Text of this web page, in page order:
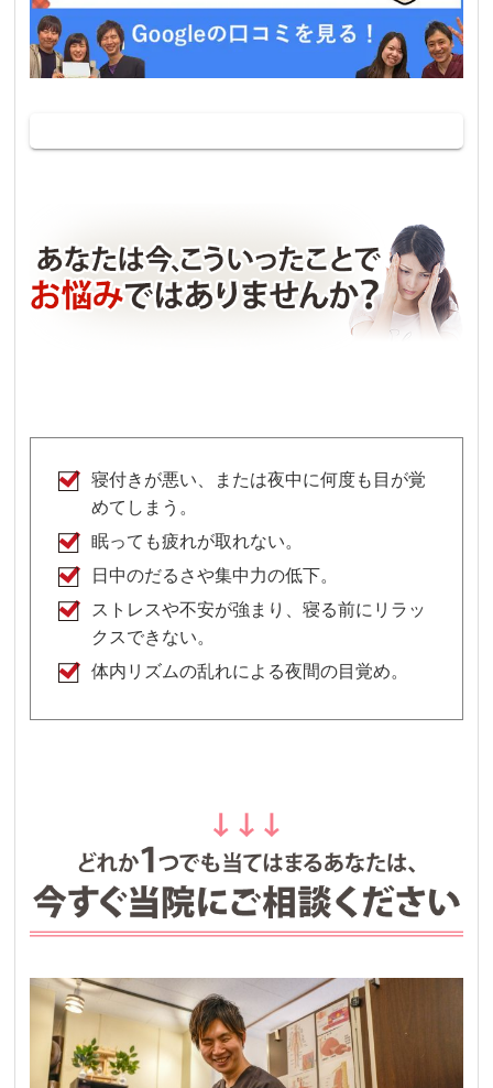
寝付きが悪い、または夜中に何度も目が覚
めてしまう。
眠っても疲れが取れない。
日中のだるさや集中力の低下。
ストレスや不安が強まり、寝る前にリラッ
クスできない。
体内リズムの乱れによる夜間の目覚め。